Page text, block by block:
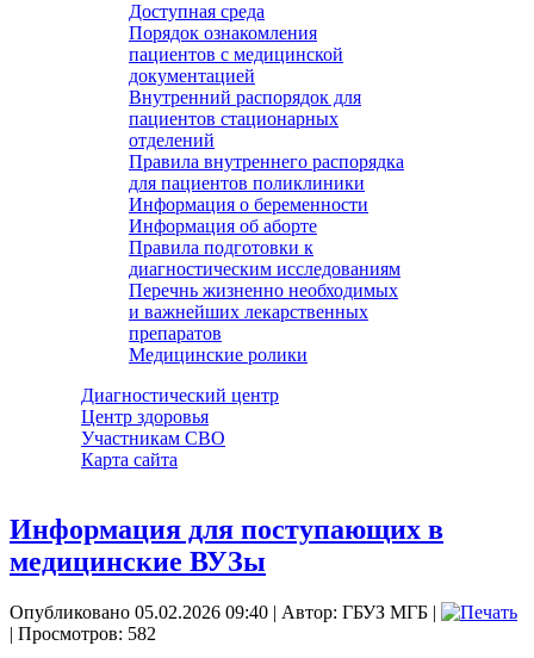
Доступная среда
Порядок ознакомления
пациентов с медицинской
документацией
Внутренний распорядок для
пациентов стационарных
отделений
Правила внутреннего распорядка
для пациентов поликлиники
Информация о беременности
Информация об аборте
Правила подготовки к
диагностическим исследованиям
Перечнь жизненно необходимых
и важнейших лекарственных
препаратов
Медицинские ролики
Диагностический центр
Центр здоровья
Участникам СВО
Карта сайта
Информация для поступающих в
медицинские ВУЗы
Опубликовано 05.02.2026 09:40 | Автор: ГБУЗ МГБ |
| Просмотров: 582